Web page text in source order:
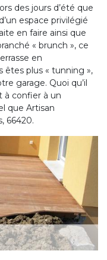
des jours d’été que
espace privilégié
en faire ainsi que
« brunch », ce
en
êtes plus « tunning »,
garage. Quoi qu’il
à confier à un
que Artisan
66420.